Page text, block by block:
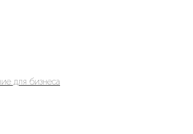
для бизнеса